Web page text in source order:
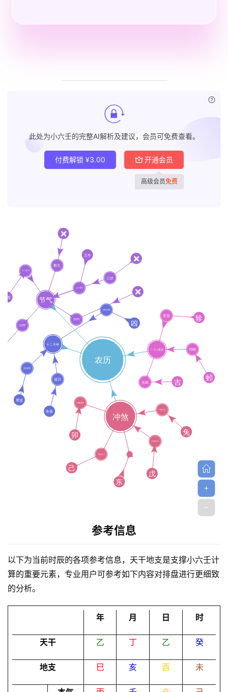
页
黄
历
卜
此处为小六壬的完整AI解析及建议，会员可免费查看。
付费解锁 ¥3.00 开通会员
高级会员免费
参考信息
以下为当前时辰的各项参考信息，天干地支是支撑小六壬计
算的重要元素，专业用户可参考如下内容对排盘进行更细致
的分析。
年 月 日 时
天干 乙 丁 乙 癸
地支 巳 亥 酉 未